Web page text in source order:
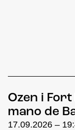
Ozen i Fort
mano de
17.09.2026 –